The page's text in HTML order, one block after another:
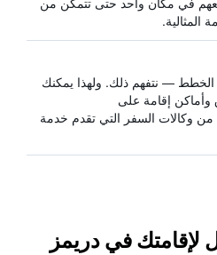
المثالية.
الخطط — نتفهم ذلك. ولهذا يمكنك
إقامة على
HotelsCombined من وكالات السفر التي تقدم خدمة
لإقامتك في دريمز